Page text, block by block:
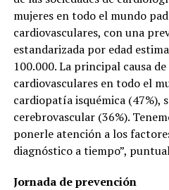
mujeres en todo el mundo
cardiovasculares, con una
estandarizada por edad
100.000. La principal causa
cardiovasculares en todo el
cardiopatía isquémica (47%),
cerebrovascular (36%).
ponerle atención a los
diagnóstico a tiempo”,
Jornada de prevención